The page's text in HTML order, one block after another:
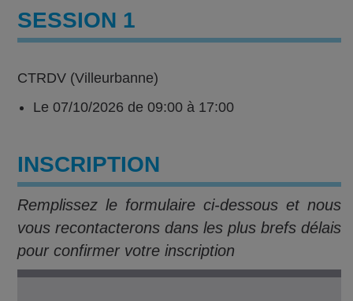
SESSION 1
CTRDV (Villeurbanne)
Le 07/10/2026 de 09:00 à 17:00
INSCRIPTION
Remplissez le formulaire ci-dessous et nous
vous recontacterons dans les plus brefs délais
pour confirmer votre inscription